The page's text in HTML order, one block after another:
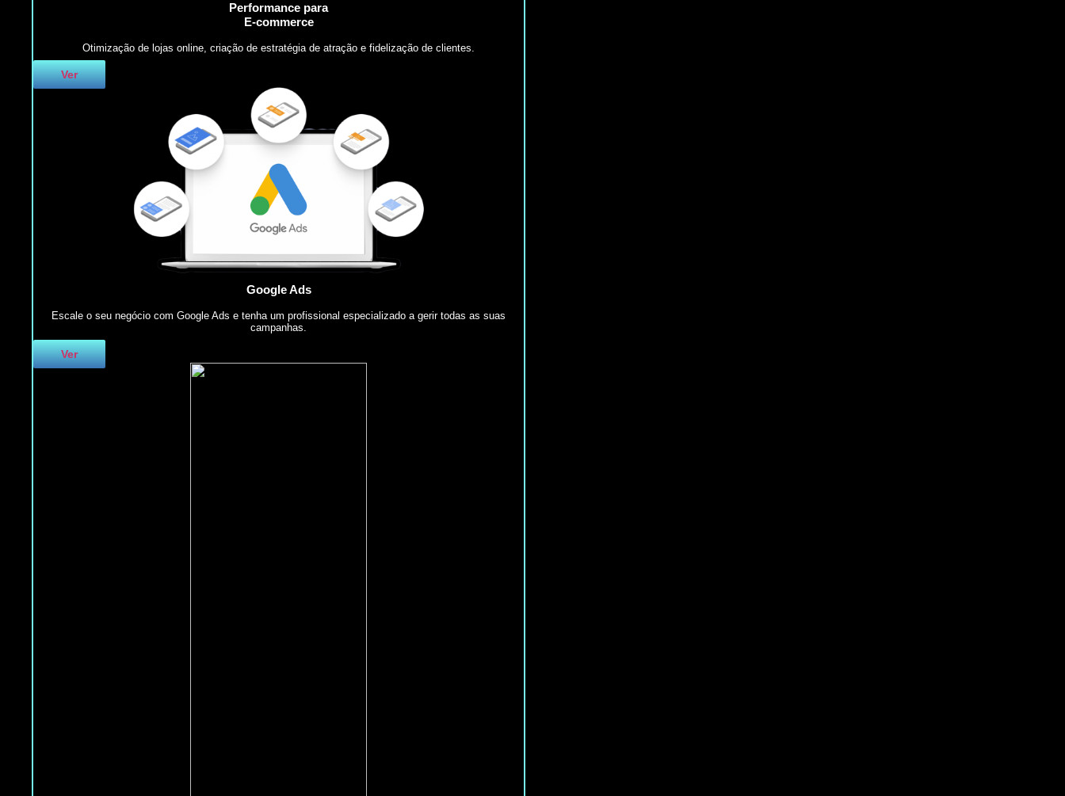
Performance para
E-commerce
Otimização de lojas online, criação de estratégia de atração e fidelização de clientes.
Ver
Google Ads
Escale o seu negócio com Google Ads e tenha um profissional especializado a gerir todas as suas
campanhas.
Ver